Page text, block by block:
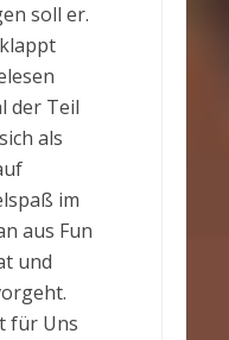
soll er.
der Teil
als
im
aus Fun
und
für Uns